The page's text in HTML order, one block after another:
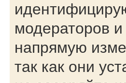
модераторов
напрямую
так как они